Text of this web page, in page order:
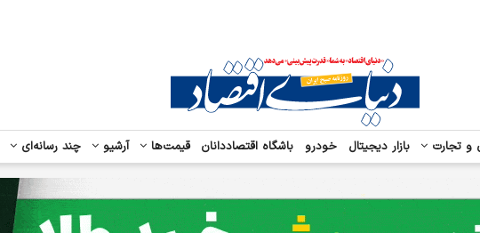
تجارت بازار دیجیتال خودرو باشگاه اقتصاددانان قیمت‌ها آرشیو چند رسانه‌ای